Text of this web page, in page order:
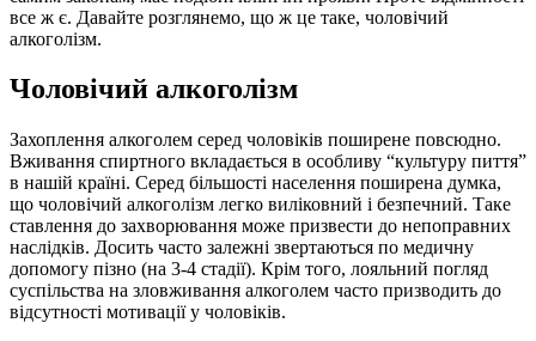
все ж є. Давайте розглянемо, що ж це таке, чоловічий
алкоголізм.
Чоловічий алкоголізм
Захоплення алкоголем серед чоловіків поширене повсюдно.
Вживання спиртного вкладається в особливу “культуру пиття”
в нашій країні. Серед більшості населення поширена думка,
що чоловічий алкоголізм легко виліковний і безпечний. Таке
ставлення до захворювання може призвести до непоправних
наслідків. Досить часто залежні звертаються по медичну
допомогу пізно (на 3-4 стадії). Крім того, лояльний погляд
суспільства на зловживання алкоголем часто призводить до
відсутності мотивації у чоловіків.